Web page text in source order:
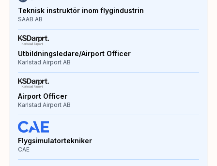
Teknisk instruktör inom flygindustrin
SAAB AB
Utbildningsledare/Airport Officer
Karlstad Airport AB
Airport Officer
Karlstad Airport AB
Flygsimulatortekniker
CAE